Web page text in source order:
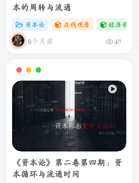
本的周转与流通
资本论 在线观看 经济学专题
9个月前 40
《资本论》第二卷第四期：资
本循环与流通时间